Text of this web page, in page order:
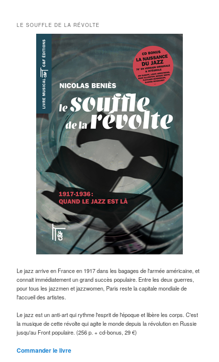
LE SOUFFLE DE LA RÉVOLTE
Le jazz arrive en France en 1917 dans les bagages de l'armée américaine, et
connait immédiatement un grand succès populaire. Entre les deux guerres,
pour tous les jazzmen et jazzwomen, Paris reste la capitale mondiale de
l'accueil des artistes.
Le jazz est un anti-art qui rythme l'esprit de l'époque et libère les corps. C'est
la musique de cette révolte qui agite le monde depuis la révolution en Russie
jusqu'au Front populaire. (256 p. + cd-bonus, 29 €)
Commander le livre